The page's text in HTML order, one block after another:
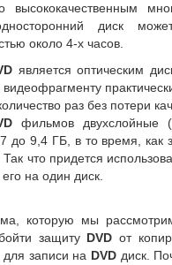
высококачественным
диск
около 4-х часов.
является оптическим
раз без потери
фильмов двухслойные
до 9,4 ГБ, в то время, как
что придется
на один диск.
которую мы
защиту DVD от
записи на DVDдиск.